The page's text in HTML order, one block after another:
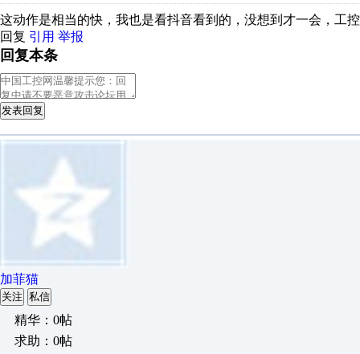
这动作是相当的快，我也是看抖音看到的，没想到才一会，工
回复 引用 举报
回复本条
发表回复
加菲猫
关注 私信
精华：0帖
求助：0帖